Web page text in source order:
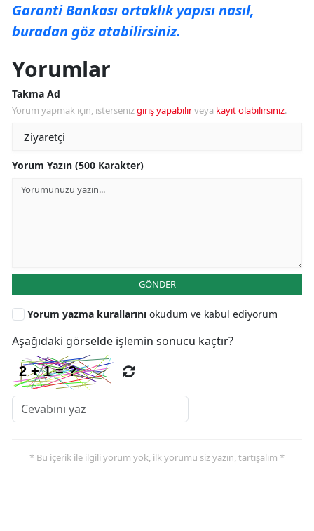
Garanti Bankası ortaklık yapısı nasıl,
buradan göz atabilirsiniz.
Yorumlar
Takma Ad
Yorum yapmak için, istersenizgiriş yapabilirveya kayıt olabilirsiniz.
Yorum Yazın (500 Karakter)
GÖNDER
Yorum yazma kurallarını okudum ve kabul ediyorum
Aşağıdaki görselde işlemin sonucu kaçtır?
* Bu içerik ile ilgili yorum yok, ilk yorumu siz yazın, tartışalım *